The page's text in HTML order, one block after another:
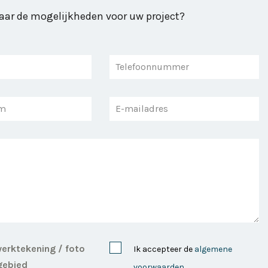
de mogelijkheden voor uw project?
/ foto
Ik accepteer de algemene